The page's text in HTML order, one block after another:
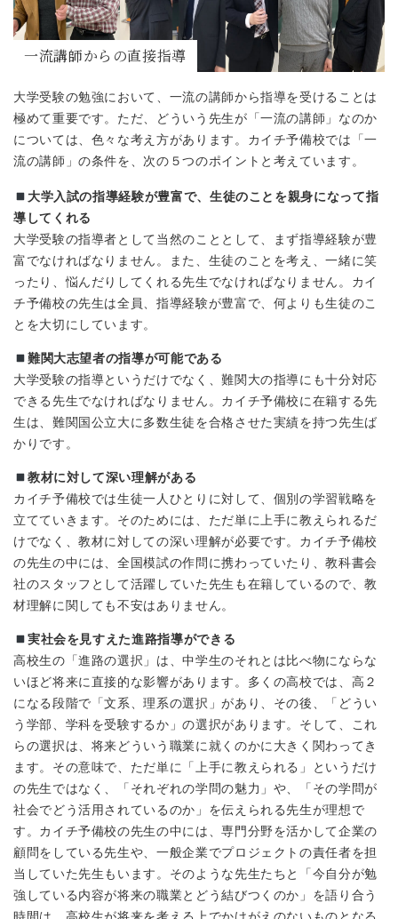
一流講師からの直接指導
大学受験の勉強において、一流の講師から指導を受けることは
極めて重要です。ただ、どういう先生が「一流の講師」なのか
については、色々な考え方があります。カイチ予備校では「一
流の講師」の条件を、次の５つのポイントと考えています。
大学入試の指導経験が豊富で、生徒のことを親身になって指
導してくれる
大学受験の指導者として当然のこととして、まず指導経験が豊
富でなければなりません。また、生徒のことを考え、一緒に笑
ったり、悩んだりしてくれる先生でなければなりません。カイ
チ予備校の先生は全員、指導経験が豊富で、何よりも生徒のこ
とを大切にしています。
難関大志望者の指導が可能である
大学受験の指導というだけでなく、難関大の指導にも十分対応
できる先生でなければなりません。カイチ予備校に在籍する先
生は、難関国公立大に多数生徒を合格させた実績を持つ先生ば
かりです。
教材に対して深い理解がある
カイチ予備校では生徒一人ひとりに対して、個別の学習戦略を
立てていきます。そのためには、ただ単に上手に教えられるだ
けでなく、教材に対しての深い理解が必要です。カイチ予備校
の先生の中には、全国模試の作問に携わっていたり、教科書会
社のスタッフとして活躍していた先生も在籍しているので、教
材理解に関しても不安はありません。
実社会を見すえた進路指導ができる
高校生の「進路の選択」は、中学生のそれとは比べ物にならな
いほど将来に直接的な影響があります。多くの高校では、高２
になる段階で「文系、理系の選択」があり、その後、「どうい
う学部、学科を受験するか」の選択があります。そして、これ
らの選択は、将来どういう職業に就くのかに大きく関わってき
ます。その意味で、ただ単に「上手に教えられる」というだけ
の先生ではなく、「それぞれの学問の魅力」や、「その学問が
社会でどう活用されているのか」を伝えられる先生が理想で
す。カイチ予備校の先生の中には、専門分野を活かして企業の
顧問をしている先生や、一般企業でプロジェクトの責任者を担
当していた先生もいます。そのような先生たちと「今自分が勉
強している内容が将来の職業とどう結びつくのか」を語り合う